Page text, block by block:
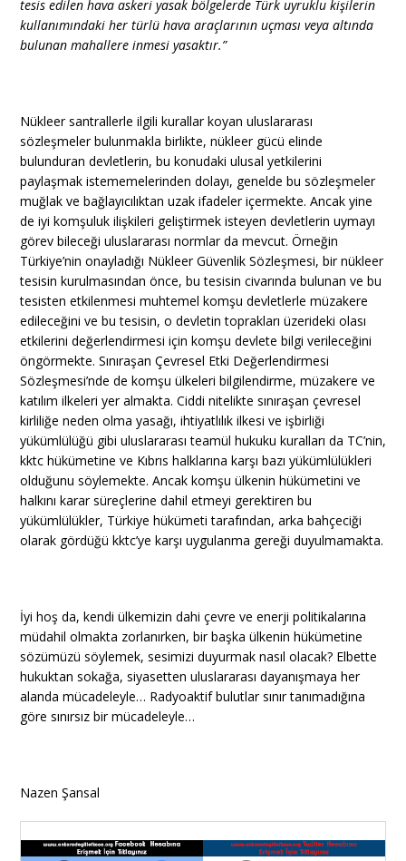
tesis edilen hava askeri yasak bölgelerde Türk uyruklu kişilerin
kullanımındaki her türlü hava araçlarının uçması veya altında
bulunan mahallere inmesi yasaktır.”
Nükleer santrallerle ilgili kurallar koyan uluslararası
sözleşmeler bulunmakla birlikte, nükleer gücü elinde
bulunduran devletlerin, bu konudaki ulusal yetkilerini
paylaşmak istememelerinden dolayı, genelde bu sözleşmeler
muğlak ve bağlayıcılıktan uzak ifadeler içermekte. Ancak yine
de iyi komşuluk ilişkileri geliştirmek isteyen devletlerin uymayı
görev bileceği uluslararası normlar da mevcut. Örneğin
Türkiye’nin onayladığı Nükleer Güvenlik Sözleşmesi, bir nükleer
tesisin kurulmasından önce, bu tesisin civarında bulunan ve bu
tesisten etkilenmesi muhtemel komşu devletlerle müzakere
edileceğini ve bu tesisin, o devletin toprakları üzerideki olası
etkilerini değerlendirmesi için komşu devlete bilgi verileceğini
öngörmekte. Sınıraşan Çevresel Etki Değerlendirmesi
Sözleşmesi’nde de komşu ülkeleri bilgilendirme, müzakere ve
katılım ilkeleri yer almakta. Ciddi nitelikte sınıraşan çevresel
kirliliğe neden olma yasağı, ihtiyatlılık ilkesi ve işbirliği
yükümlülüğü gibi uluslararası teamül hukuku kuralları da TC’nin,
kktc hükümetine ve Kıbrıs halklarına karşı bazı yükümlülükleri
olduğunu söylemekte. Ancak komşu ülkenin hükümetini ve
halkını karar süreçlerine dahil etmeyi gerektiren bu
yükümlülükler, Türkiye hükümeti tarafından, arka bahçeciği
olarak gördüğü kktc’ye karşı uygulanma gereği duyulmamakta.
İyi hoş da, kendi ülkemizin dahi çevre ve enerji politikalarına
müdahil olmakta zorlanırken, bir başka ülkenin hükümetine
sözümüzü söylemek, sesimizi duyurmak nasıl olacak? Elbette
hukuktan sokağa, siyasetten uluslararası dayanışmaya her
alanda mücadeleyle… Radyoaktif bulutlar sınır tanımadığına
göre sınırsız bir mücadeleyle…
Nazen Şansal